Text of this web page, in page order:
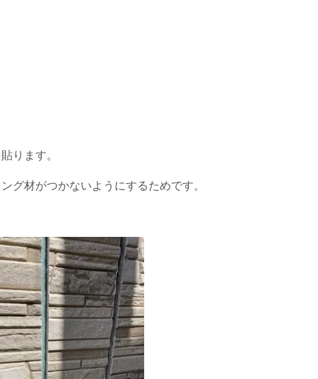
ります。
グ材がつかないようにするためです。